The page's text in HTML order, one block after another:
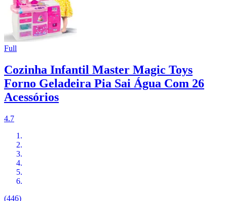
Full
Cozinha Infantil Master Magic Toys
Forno Geladeira Pia Sai Água Com 26
Acessórios
4.7
(446)